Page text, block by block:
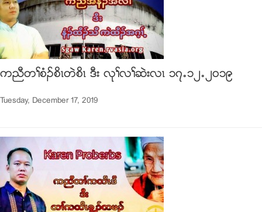
ကညီတႈစံဥစိၚတဲစိၚ ဒီး လုႈလႈဆဲးလၚ ၁၇’၁၂’၂၀၁၉
Tuesday, December 17, 2019